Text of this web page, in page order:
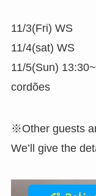
11/3(Fri) WS
11/4(sat) WS
11/5(Sun)
cordões
※Other guests
We’ll give the